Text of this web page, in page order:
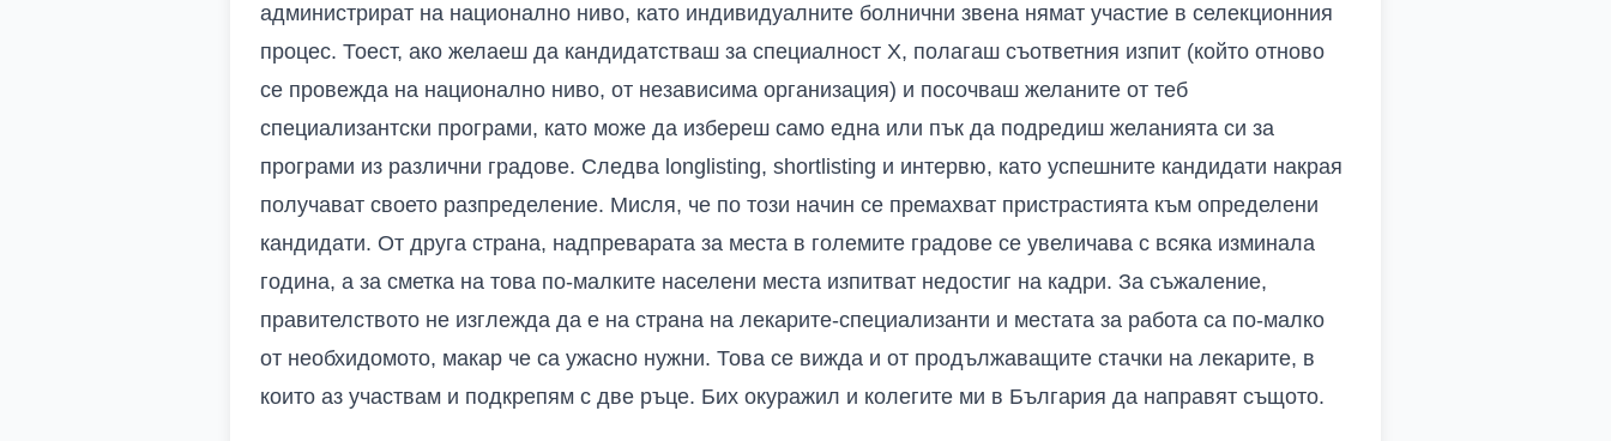
администрират на национално ниво, като индивидуалните болнични звена нямат участие в селекционния
процес. Тоест, ако желаеш да кандидатстваш за специалност Х, полагаш съответния изпит (който отново
се провежда на национално ниво, от независима организация) и посочваш желаните от теб
специализантски програми, като може да избереш само една или пък да подредиш желанията си за
програми из различни градове. Следва longlisting, shortlisting и интервю, като успешните кандидати накрая
получават своето разпределение. Мисля, че по този начин се премахват пристрастията към определени
кандидати. От друга страна, надпреварата за места в големите градове се увеличава с всяка изминала
година, а за сметка на това по-малките населени места изпитват недостиг на кадри. За съжаление,
правителството не изглежда да е на страна на лекарите-специализанти и местата за работа са по-малко
от необхидомото, макар че са ужасно нужни. Това се вижда и от продължаващите стачки на лекарите, в
които аз участвам и подкрепям с две ръце. Бих окуражил и колегите ми в България да направят същото.